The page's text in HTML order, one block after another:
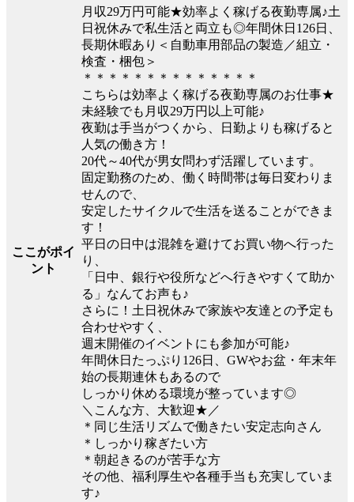
ここがポイ
ント
月収29万円可能★効率よく稼げる夜勤専属♪土
日祝休みで私生活と両立も◎年間休日126日、
長期休暇あり＜自動車用部品の製造／組立・
検査・梱包＞
＊＊＊＊＊＊＊＊＊＊＊＊＊＊
こちらは効率よく稼げる夜勤専属のお仕事★
未経験でも月収29万円以上可能♪
夜勤は手当がつくから、日勤よりも稼げると
人気の働き方！
20代～40代が男女問わず活躍しています。
固定勤務のため、働く時間帯は毎日変わりま
せんので、
安定したサイクルで生活を送ることができま
す！
平日の日中は混雑を避けてお買い物へ行った
り、
「日中、銀行や役所などへ行きやすくて助か
る」なんてお声も♪
さらに！土日祝休みで家族や友達との予定も
合わせやすく、
週末開催のイベントにも参加が可能♪
年間休日たっぷり126日、GWやお盆・年末年
始の長期連休もあるので
しっかり休める環境が整っています◎
＼こんな方、大歓迎★／
＊同じ生活リズムで働きたい安定志向さん
＊しっかり稼ぎたい方
＊朝起きるのが苦手な方
その他、福利厚生や各種手当も充実していま
す♪